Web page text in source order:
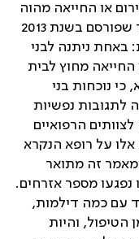
או החייאה מהוה
אתגר מקצועי ודילמה מוסרית. במאמר שפורסם בשנת 2013
באחת ניתנה לבני
מחוץ לבית
כי נוכחות בני
לתגובות נפשיות
הרפואיים
על רופא הנקרא
זה מתואר
נפגעו מספר אזרחים.
עם כמה דילמות,
הטיפול, והיות